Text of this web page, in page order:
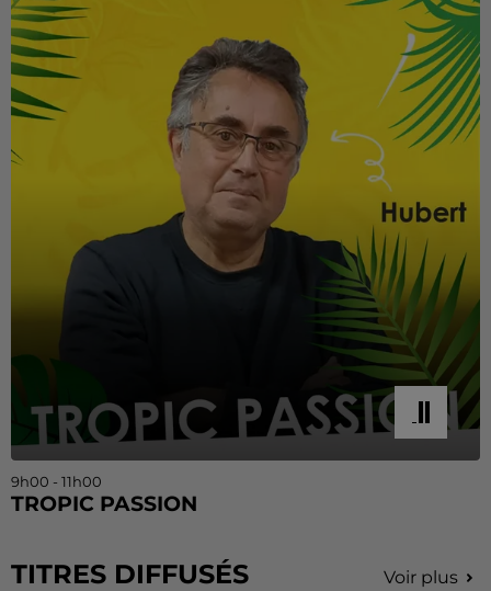
9h00 - 11h00
TROPIC PASSION
TITRES DIFFUSÉS Voir plus